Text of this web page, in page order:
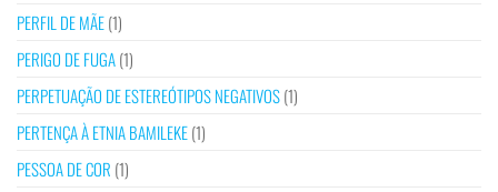
PERFIL DE MÃE(1)
PERIGO DE FUGA(1)
PERPETUAÇÃO DE ESTEREÓTIPOS NEGATIVOS(1)
PERTENÇA À ETNIA BAMILEKE(1)
PESSOA DE COR (1)